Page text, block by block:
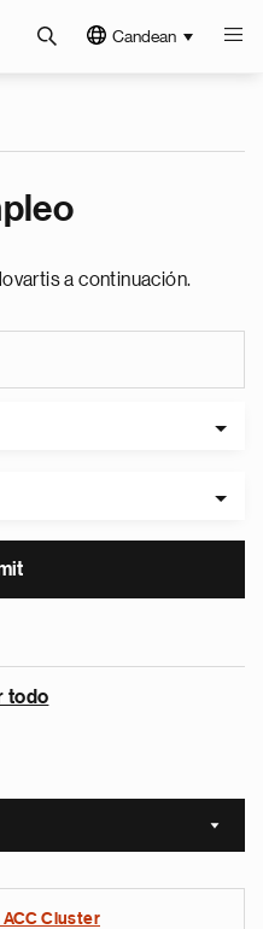
Candean
a continuación.
todo
Sort
ACC Cluster